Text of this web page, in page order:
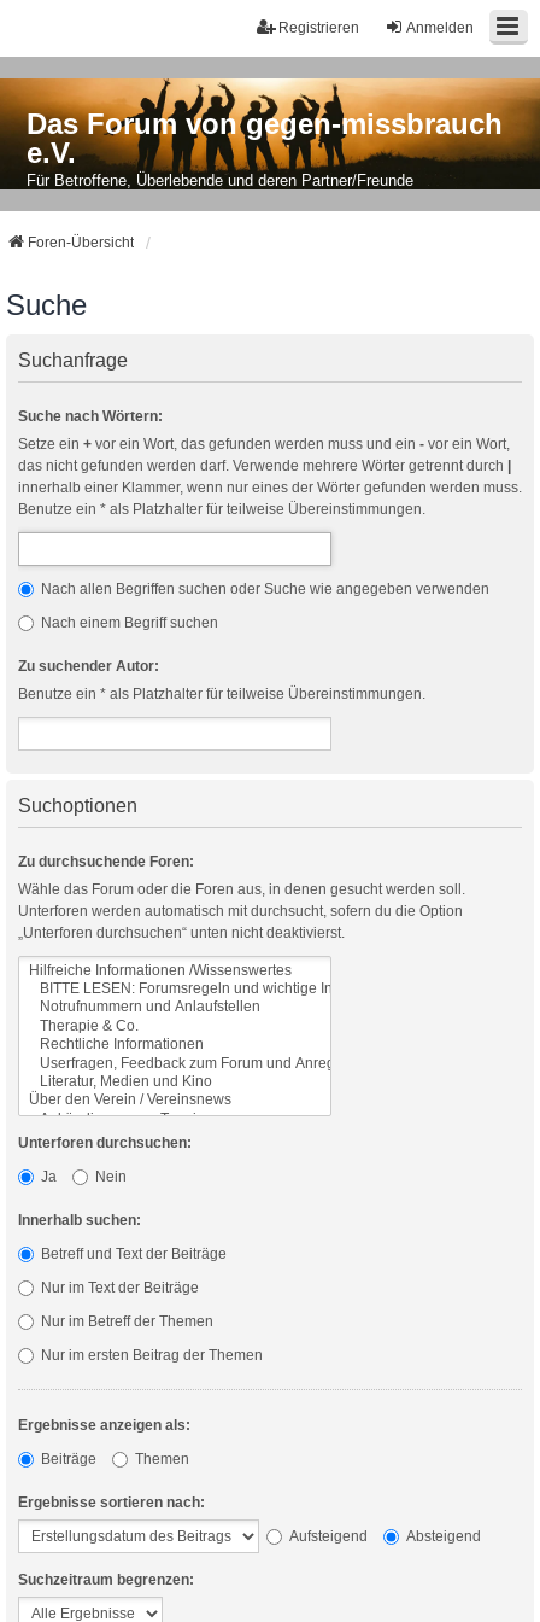
Anmelden
Registrieren
Das Forum von gegen-missbrauch
e.V.
Für Betroffene, Überlebende und deren Partner/Freunde
Foren-Übersicht
Suche
Suchanfrage
Suche nach Wörtern:
Setze ein + vor ein Wort, das gefunden werden muss und ein - vor ein Wort,
das nicht gefunden werden darf. Verwende mehrere Wörter getrennt durch |
innerhalb einer Klammer, wenn nur eines der Wörter gefunden werden muss.
Benutze ein * als Platzhalter für teilweise Übereinstimmungen.
Nach allen Begriffen suchen oder Suche wie angegeben verwenden
Nach einem Begriff suchen
Zu suchender Autor:
Benutze ein * als Platzhalter für teilweise Übereinstimmungen.
Suchoptionen
Zu durchsuchende Foren:
Wähle das Forum oder die Foren aus, in denen gesucht werden soll.
Unterforen werden automatisch mit durchsucht, sofern du die Option
„Unterforen durchsuchen“ unten nicht deaktivierst.
Unterforen durchsuchen:
Ja
Nein
Innerhalb suchen:
Betreff und Text der Beiträge
Nur im Text der Beiträge
Nur im Betreff der Themen
Nur im ersten Beitrag der Themen
Ergebnisse anzeigen als:
Beiträge
Themen
Ergebnisse sortieren nach:
Aufsteigend
Absteigend
Suchzeitraum begrenzen: